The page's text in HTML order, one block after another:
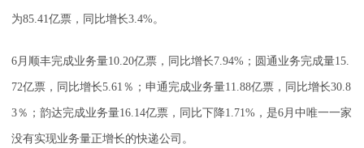
为85.41亿票，同比增长3.4%。
6月顺丰完成业务量10.20亿票，同比增长7.94%；圆通业务完成量15.
72亿票，同比增长5.61％；申通完成业务量11.88亿票，同比增长30.8
3％；韵达完成业务量16.14亿票，同比下降1.71%，是6月中唯一一家
没有实现业务量正增长的快递公司。